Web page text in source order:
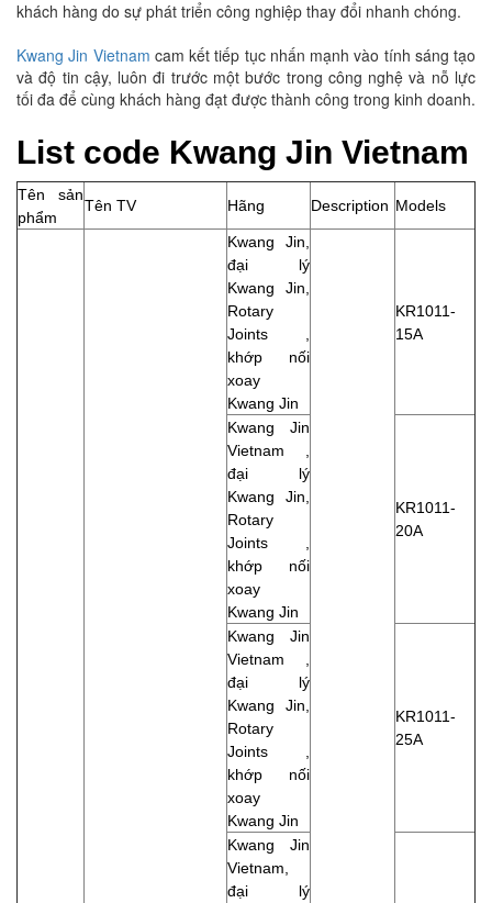
khách hàng do sự phát triển công nghiệp thay đổi nhanh chóng.
Kwang Jin Vietnam cam kết tiếp tục nhấn mạnh vào tính sáng tạo
và độ tin cậy, luôn đi trước một bước trong công nghệ và nỗ lực
tối đa để cùng khách hàng đạt được thành công trong kinh doanh.
List code Kwang Jin Vietnam
Tên sản
phẩm
Tên TV Hãng Description Models
Kwang Jin,
đại lý
Kwang Jin,
Rotary
Joints ,
khớp nối
xoay
Kwang Jin
KR1011-
15A
Kwang Jin
Vietnam ,
đại lý
Kwang Jin,
Rotary
Joints ,
khớp nối
xoay
Kwang Jin
KR1011-
20A
Kwang Jin
Vietnam ,
đại lý
Kwang Jin,
Rotary
Joints ,
khớp nối
xoay
Kwang Jin
KR1011-
25A
Kwang Jin
Vietnam,
đại lý